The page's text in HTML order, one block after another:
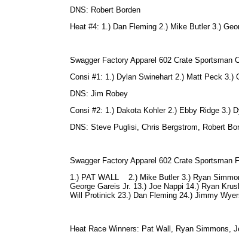
DNS: Robert Borden
Heat #4: 1.) Dan Fleming 2.) Mike Butler 3.)
Swagger Factory Apparel 602 Crate Sportsman
Consi #1: 1.) Dylan Swinehart 2.) Matt Peck 3.)
DNS: Jim Robey
Consi #2: 1.) Dakota Kohler 2.) Ebby Ridge 3.)
DNS: Steve Puglisi, Chris Bergstrom, Robert
Swagger Factory Apparel 602 Crate Sportsman
1.) PAT WALL 2.) Mike Butler 3.) Ryan
George Gareis Jr. 13.) Joe Nappi 14.) Ryan
Will Protinick 23.) Dan Fleming 24.) Jimmy
Heat Race Winners: Pat Wall, Ryan Simmons,